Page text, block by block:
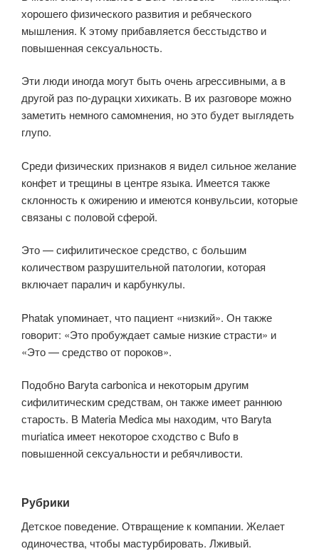
хорошего физического развития и ребяческого
мышления. К этому прибавляется бесстыдство и
повышенная сексуальность.
Эти люди иногда могут быть очень агрессивными, а в
другой раз по-дурацки хихикать. В их разговоре можно
заметить немного самомнения, но это будет выглядеть
глупо.
Среди физических признаков я видел сильное желание
конфет и трещины в центре языка. Имеется также
склонность к ожирению и имеются конвульсии, которые
связаны с половой сферой.
Это — сифилитическое средство, с большим
количеством разрушительной патологии, которая
включает паралич и карбункулы.
Phatak упоминает, что пациент «низкий». Он также
говорит: «Это пробуждает самые низкие страсти» и
«Это — средство от пороков».
Подобно Baryta carbonica и некоторым другим
сифилитическим средствам, он также имеет раннюю
старость. В Materia Medica мы находим, что Baryta
muriatica имеет некоторое сходство с Bufo в
повышенной сексуальности и ребячливости.
Рубрики
Детское поведение. Отвращение к компании. Желает
одиночества, чтобы мастурбировать. Лживый.